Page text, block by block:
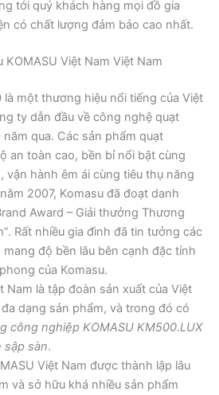
tới quý khách hàng mọi đồ gia
có chất lượng đảm bảo cao nhất.
KOMASU Việt Nam Việt Nam
là một thương hiệu nổi tiếng của Việt
ty dẫn đầu về công nghệ quạt
qua. Các sản phẩm quạt
an toàn cao, bền bỉ nổi bật cùng
vận hành êm ái cùng tiêu thụ năng
2007, Komasu đã đoạt danh
Award – Giải thưởng Thương
Rất nhiều gia đình đã tin tưởng các
mang độ bền lâu bên cạnh đặc tính
của Komasu.
Nam là tập đoàn sản xuất của Việt
dạng sản phẩm, và trong đó có
công nghiệp KOMASU KM500.LUX
sập sàn.
Việt Nam được thành lập lâu
và sở hữu khá nhiều sản phẩm